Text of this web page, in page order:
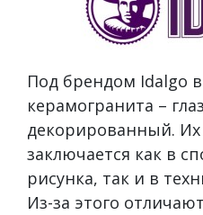
Под брендом Idalgo
керамогранита –
декорированный. Их
заключается как в
рисунка, так и в
Из-за этого